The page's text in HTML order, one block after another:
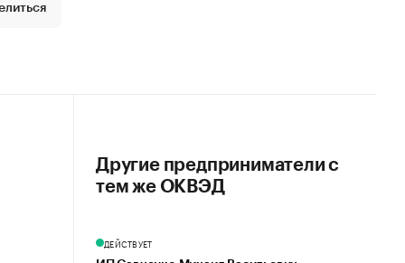
Другие предприниматели с
тем же ОКВЭД
ДЕЙСТВУЕТ